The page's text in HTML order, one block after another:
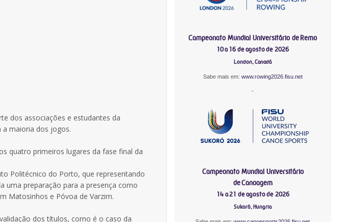
dos associações e estudantes da
a maioria dos jogos.
quatro primeiros lugares da fase final da
Politécnico do Porto, que representando
uma preparação para a presença como
Matosinhos e Póvoa de Varzim.
dos títulos, como é o caso da
Campeonato Mundial Universitário de Remo
10 a 16 de agosto de 2026
London, Canadá
Sabe mais em: www.rowing2026.fisu.net
-
Campeonato Mundial Universitário
de Canoagem
14 a 21 de agosto de 2026
Sukoró, Hungria